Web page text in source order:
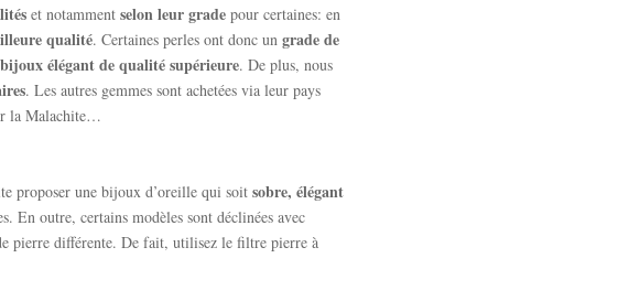
et notamment selon leur gradepour certaines: en
qualité. Certaines perles ont donc un grade de
bijoux élégant de qualité supérieure. De plus, nous
. Les autres gemmes sont achetées via leur pays
la Malachite…
proposer une bijoux d’oreille qui soit sobre, élégant
En outre, certains modèles sont déclinées avec
pierre différente. De fait, utilisez le filtre pierre à